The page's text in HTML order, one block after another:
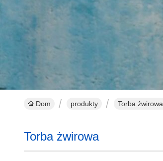
Dom produkty Torba
Torba żwirowa